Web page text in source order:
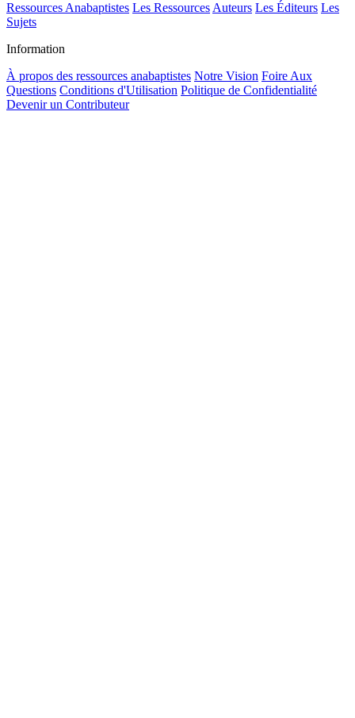
Ressources Anabaptistes Les Ressources Auteurs Les Éditeurs Les
Sujets
Information
À propos des ressources anabaptistes Notre Vision Foire Aux
Questions Conditions d'Utilisation Politique de Confidentialité
Devenir un Contributeur